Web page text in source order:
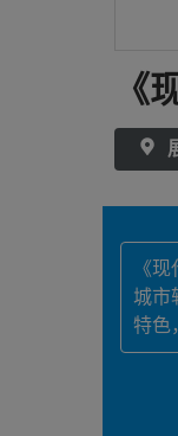
《
《
城市
特色